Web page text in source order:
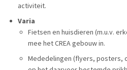
activiteit.
Varia
Fietsen en huisdieren (m.u.v.
mee het CREA gebouw in.
Mededelingen (flyers, posters,